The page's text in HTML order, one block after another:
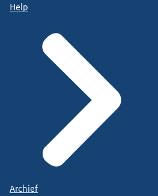
Help
Archief